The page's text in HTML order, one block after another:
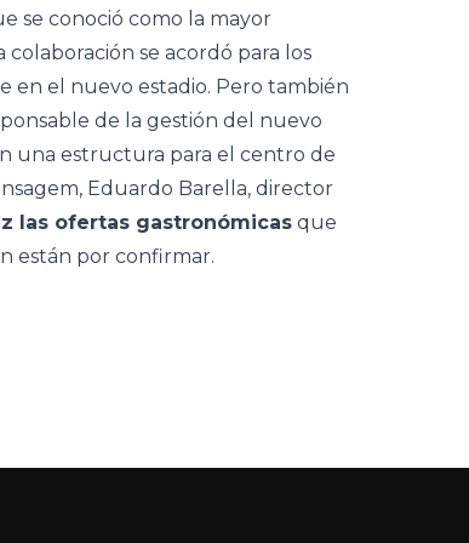
se conoció como la mayor
se acordó para los
en el nuevo estadio. Pero también
de la gestión del nuevo
una estructura para el centro de
Eduardo Barella, director
las ofertas gastronómicas que
están por confirmar.